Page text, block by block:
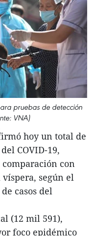
pruebas de detección
VNA)
hoy un total de
COVID-19,
con
según el
casos del
(12 mil 591),
foco epidémico